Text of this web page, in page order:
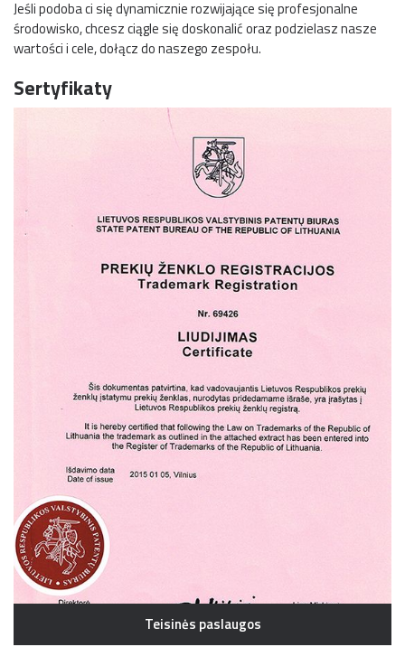
Jeśli podoba ci się dynamicznie rozwijające się profesjonalne
środowisko, chcesz ciągle się doskonalić oraz podzielasz nasze
wartości i cele, dołącz do naszego zespołu.
Sertyfikaty
Teisinės paslaugos